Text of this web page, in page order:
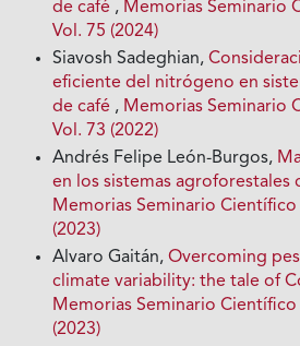
de café , Memorias Seminario
Vol. 75 (2024)
Siavosh Sadeghian,
eficiente del nitrógeno en
de café , Memorias Seminario
Vol. 73 (2022)
Andrés Felipe León-Burgos,
en los sistemas agroforestales
Memorias Seminario Científico
(2023)
Alvaro Gaitán,Overcoming
climate variability: the tale of
Memorias Seminario Científico
(2023)